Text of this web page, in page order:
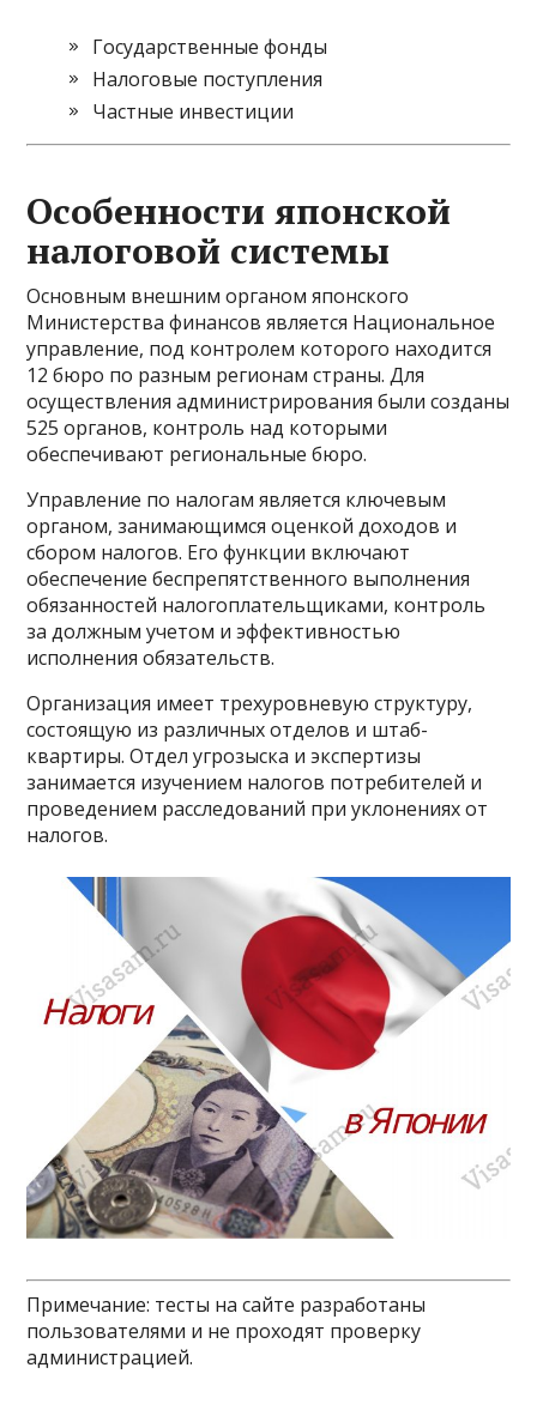
Государственные фонды
Налоговые поступления
Частные инвестиции
Особенности японской
налоговой системы
Основным внешним органом японского
Министерства финансов является Национальное
управление, под контролем которого находится
12 бюро по разным регионам страны. Для
осуществления администрирования были созданы
525 органов, контроль над которыми
обеспечивают региональные бюро.
Управление по налогам является ключевым
органом, занимающимся оценкой доходов и
сбором налогов. Его функции включают
обеспечение беспрепятственного выполнения
обязанностей налогоплательщиками, контроль
за должным учетом и эффективностью
исполнения обязательств.
Организация имеет трехуровневую структуру,
состоящую из различных отделов и штаб-
квартиры. Отдел угрозыска и экспертизы
занимается изучением налогов потребителей и
проведением расследований при уклонениях от
налогов.
Примечание: тесты на сайте разработаны
пользователями и не проходят проверку
администрацией.